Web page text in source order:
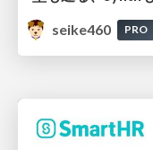
seike460
PRO